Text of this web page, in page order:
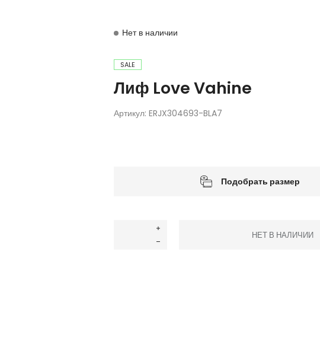
Нет в наличии
SALE
Лиф Love Vahine
Артикул: ERJX304693-BLA7
Подобрать размер
НЕТ В НАЛИЧИИ